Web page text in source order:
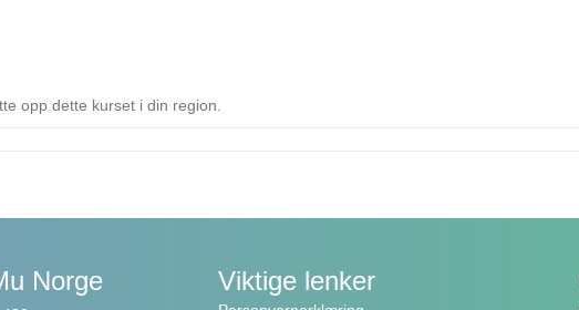
opp dette kurset i din region.
Norge Viktige lenker